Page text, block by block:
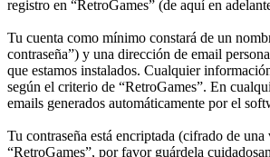
registro en “RetroGames” (de aquí en
Tu cuenta como mínimo constará de un
contraseña”) y una dirección de email
que estamos instalados. Cualquier
según el criterio de “RetroGames”. En
emails generados automáticamente por el
Tu contraseña está encriptada (cifrado de
“RetroGames”, por favor guárdela